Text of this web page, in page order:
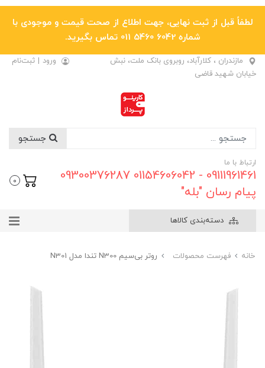
لطفاً قبل از ثبت نهایی، جهت اطلاع از صحت قیمت و موجودی با
شماره 6042 5460 011 تماس بگیرید.
مازندران ، کلارآباد، روبروی بانک ملت، نبش
خیابان شهید قاضی
ورود | ثبت‌نام
ارتباط با ما
09111961461 - 01154606042 09300376287
پیام رسان "بله"
0
دسته‌بندی کالاها
خانه فهرست محصولات روتر بی‌سیم N300 تندا مدل N301